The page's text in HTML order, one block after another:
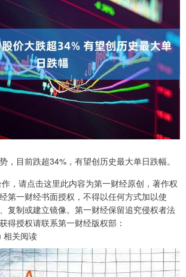
，目前跌超34%，有望创历史最大单日跌幅。
，请点击这里此内容为第一财经原创，著作权
第一财经书面授权，不得以任何方式加以使
复制或建立镜像。第一财经保留追究侵权者法
得授权请联系第一财经版权部：
相关阅读